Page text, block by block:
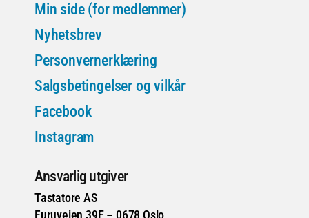
Min side (for medlemmer)
Nyhetsbrev
Personvernerklæring
Salgsbetingelser og vilkår
Facebook
Instagram
Ansvarlig utgiver
Tastatore AS
Furuveien 39E – 0678 Oslo